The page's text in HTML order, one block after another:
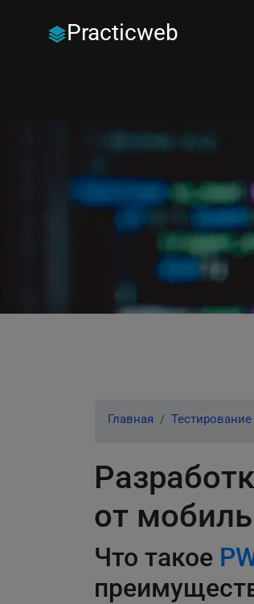
Practicweb
Главная
от
Что такое